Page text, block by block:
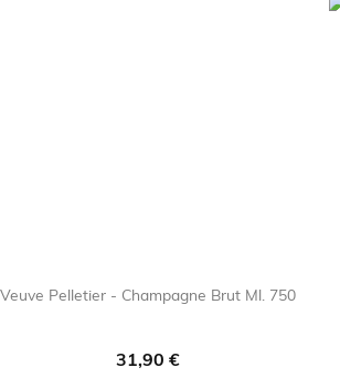
Veuve Pelletier - Champagne Brut Ml. 750
Prezzo
31,90 €